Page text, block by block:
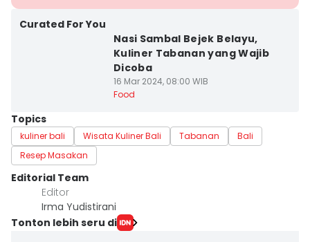
Curated For You
Nasi Sambal Bejek Belayu,
Kuliner Tabanan yang Wajib
Dicoba
16 Mar 2024, 08:00 WIB
Food
Topics
kuliner bali Wisata Kuliner Bali Tabanan
Bali
Resep Masakan
Editorial Team
Editor
Irma Yudistirani
Tonton lebih seru di